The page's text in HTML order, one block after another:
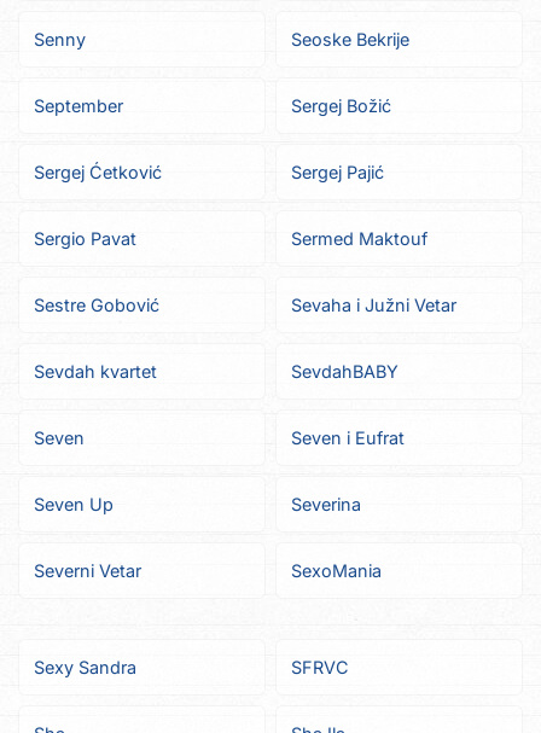
Senny Seoske Bekrije
September Sergej Božić
Sergej Ćetković Sergej Pajić
Sergio Pavat Sermed Maktouf
Sestre Gobović Sevaha i Južni Vetar
Sevdah kvartet SevdahBABY
Seven Seven i Eufrat
Seven Up Severina
Severni Vetar SexoMania
Sexy Sandra SFRVC